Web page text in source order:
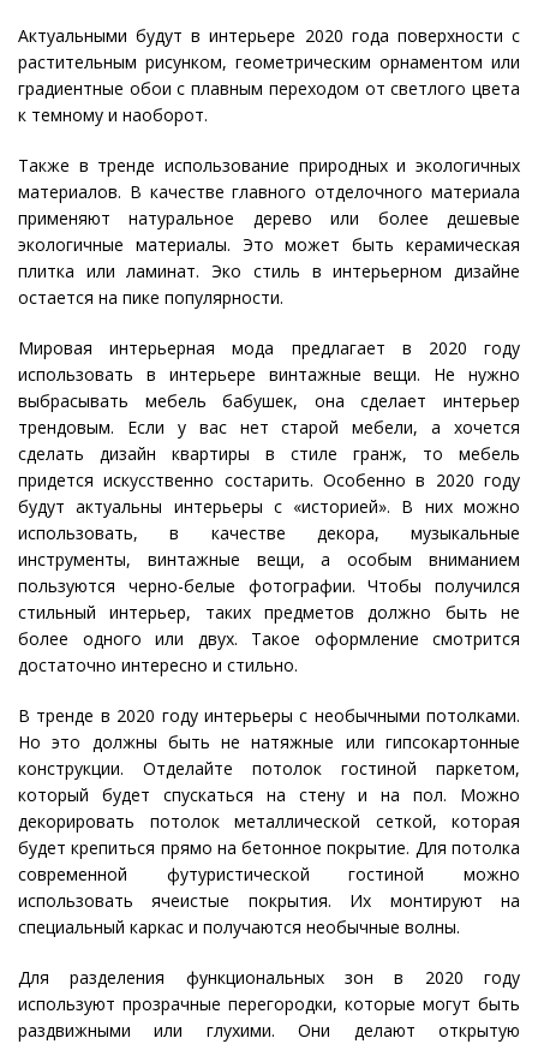
Актуальными будут в интерьере 2020 года поверхности с
растительным рисунком, геометрическим орнаментом или
градиентные обои с плавным переходом от светлого цвета
к темному и наоборот.
Также в тренде использование природных и экологичных
материалов. В качестве главного отделочного материала
применяют натуральное дерево или более дешевые
экологичные материалы. Это может быть керамическая
плитка или ламинат. Эко стиль в интерьерном дизайне
остается на пике популярности.
Мировая интерьерная мода предлагает в 2020 году
использовать в интерьере винтажные вещи. Не нужно
выбрасывать мебель бабушек, она сделает интерьер
трендовым. Если у вас нет старой мебели, а хочется
сделать дизайн квартиры в стиле гранж, то мебель
придется искусственно состарить. Особенно в 2020 году
будут актуальны интерьеры с «историей». В них можно
использовать, в качестве декора, музыкальные
инструменты, винтажные вещи, а особым вниманием
пользуются черно-белые фотографии. Чтобы получился
стильный интерьер, таких предметов должно быть не
более одного или двух. Такое оформление смотрится
достаточно интересно и стильно.
В тренде в 2020 году интерьеры с необычными потолками.
Но это должны быть не натяжные или гипсокартонные
конструкции. Отделайте потолок гостиной паркетом,
который будет спускаться на стену и на пол. Можно
декорировать потолок металлической сеткой, которая
будет крепиться прямо на бетонное покрытие. Для потолка
современной футуристической гостиной можно
использовать ячеистые покрытия. Их монтируют на
специальный каркас и получаются необычные волны.
Для разделения функциональных зон в 2020 году
используют прозрачные перегородки, которые могут быть
раздвижными или глухими. Они делают открытую